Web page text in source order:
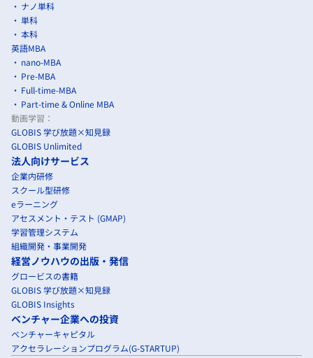
ナノ単科
単科
本科
英語MBA
nano-MBA
Pre-MBA
Full-time-MBA
Part-time & Online MBA
動画学習：
GLOBIS 学び放題×知見録
GLOBIS Unlimited
法人向けサービス
企業内研修
スクール型研修
eラーニング
アセスメント・テスト (GMAP)
学習管理システム
組織開発・事業開発
経営ノウハウの出版・発信
グロービスの書籍
GLOBIS 学び放題×知見録
GLOBIS Insights
ベンチャー企業への投資
ベンチャーキャピタル
アクセラレーションプログラム(G-STARTUP)